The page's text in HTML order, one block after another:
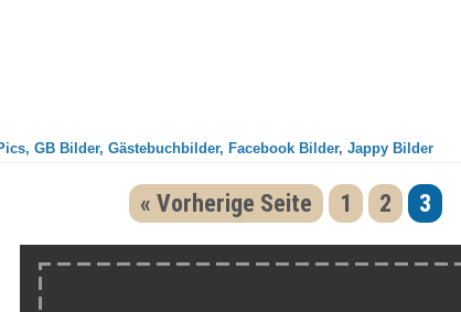
GB Bilder, Gästebuchbilder, Facebook Bilder, Jappy Bilder
« Vorherige Seite 1 2 3